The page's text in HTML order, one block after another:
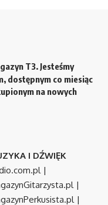
T3. Jesteśmy
dostępnym co miesiąc
na nowych
I DŹWIĘK
|
|
|